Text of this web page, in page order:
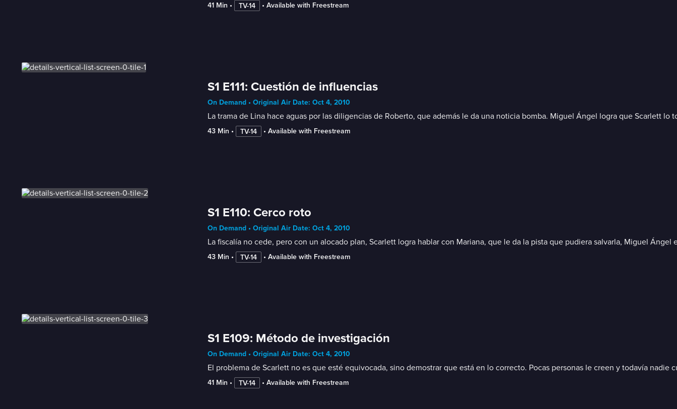
41 Min • TV-14 • Available with Freestream
S1 E111: Cuestión de influencias
On Demand • Original Air Date: Oct 4, 2010
La trama de Lina hace aguas por las diligencias de Roberto, que además le da una noticia bomba. Miguel Ángel logra que Scarlett
43 Min • TV-14 • Available with Freestream
S1 E110: Cerco roto
On Demand • Original Air Date: Oct 4, 2010
La fiscalía no cede, pero con un alocado plan, Scarlett logra hablar con Mariana, que le da la pista que pudiera salvarla, Miguel
43 Min • TV-14 • Available with Freestream
S1 E109: Método de investigación
On Demand • Original Air Date: Oct 4, 2010
El problema de Scarlett no es que esté equivocada, sino demostrar que está en lo correcto. Pocas personas le creen y todavía nadie
41 Min • TV-14 • Available with Freestream